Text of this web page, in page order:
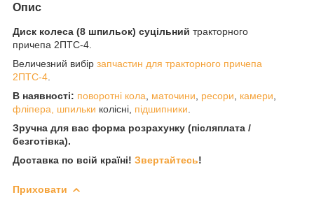
Опис
Диск колеса (8 шпильок) суцільний тракторного
причепа 2ПТС-4.
Величезний вибір запчастин для тракторного причепа
2ПТС-4
В наявності: поворотні кола маточини ресори камери
фліпера
шпильки колісні, підшипники
Зручна для вас форма розрахунку (післяплата /
безготівка).
Доставка по всій країні! Звертайтесь!
Приховати